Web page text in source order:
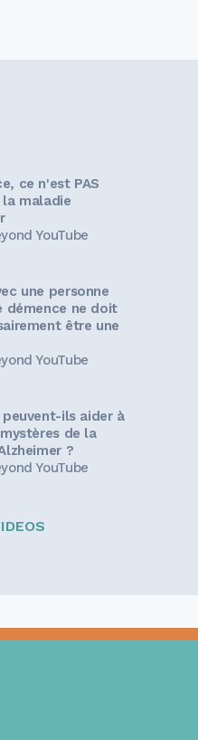
ce n'est PAS
maladie
YouTube
une personne
démence ne doit
être une
YouTube
peuvent-ils aider à
de la
?
YouTube